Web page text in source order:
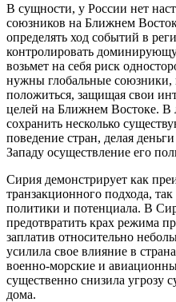
В сущности, у России нет
союзников на Ближнем
определять ход событий в
контролировать
возьмет на себя риск
нужны глобальные союзники,
положиться, защищая свои
целей на Ближнем Востоке. В
сохранить несколько
поведение стран, делая
Западу осуществление его
Сирия демонстрирует как
транзакционного подхода,
политики и потенциала. В
предотвратить крах режима
заплатив относительно
усилила свое влияние в
военно-морские и
существенно снизила угрозу
дома.